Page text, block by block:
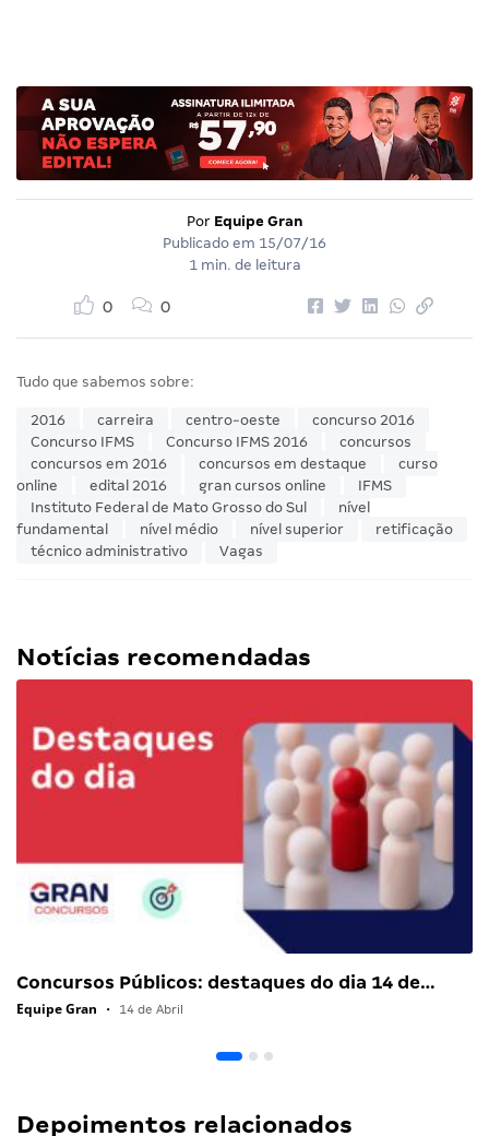
Por Equipe Gran
Publicado em 15/07/16
1 min. de leitura
0 0
Tudo que sabemos sobre:
2016 carreira centro-oeste
concurso 2016
Concurso IFMS
Concurso IFMS 2016
concursos
concursos em 2016
concursos em destaque
curso
online
edital 2016 gran cursos online
IFMS
Instituto Federal de Mato Grosso do Sul
nível
fundamental
nível médio nível superior
retificação
técnico administrativo
Vagas
Notícias recomendadas
Concursos Públicos: destaques do dia 14 de…
Equipe Gran • 14 de Abril
Depoimentos relacionados